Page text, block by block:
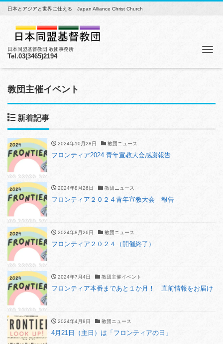
日本とアジアと世界に仕える Japan Alliance Christ Church
日本同盟基督教団 教団事務所
Tel.03(3465)2194
教団主催イベント
新着記事
2024年10月28日 教団ニュース
フロンティア2024 青年宣教大会感謝報告
2024年8月26日 教団ニュース
フロンティア２０２４青年宣教大会 報告
2024年8月26日 教団ニュース
フロンティア２０２４（開催終了）
2024年7月4日 教団主催イベント
フロンティア本番まであと１か月！ 直前情報をお届け
2024年4月8日 教団ニュース
4⽉21⽇（主⽇）は「フロンティアの⽇」